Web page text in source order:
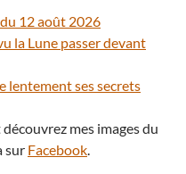
12 août 2026
la Lune passer devant
lentement ses secrets
mes images du
sur Facebook